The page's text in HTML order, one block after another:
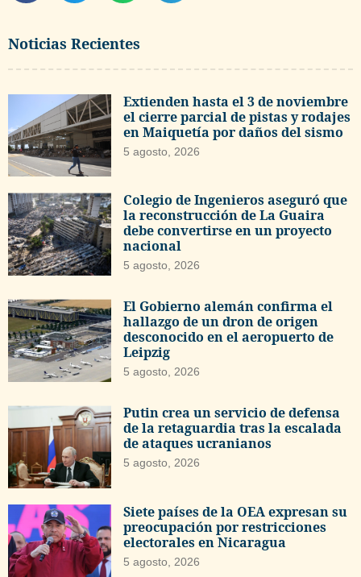
Noticias Recientes
Extienden hasta el 3 de noviembre
el cierre parcial de pistas y rodajes
en Maiquetía por daños del sismo
5 agosto, 2026
Colegio de Ingenieros aseguró que
la reconstrucción de La Guaira
debe convertirse en un proyecto
nacional
5 agosto, 2026
El Gobierno alemán confirma el
hallazgo de un dron de origen
desconocido en el aeropuerto de
Leipzig
5 agosto, 2026
Putin crea un servicio de defensa
de la retaguardia tras la escalada
de ataques ucranianos
5 agosto, 2026
Siete países de la OEA expresan su
preocupación por restricciones
electorales en Nicaragua
5 agosto, 2026